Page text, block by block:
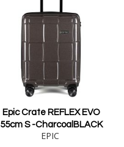
Epic Crate REFLEX EVO
55cm S -CharcoalBLACK
EPIC